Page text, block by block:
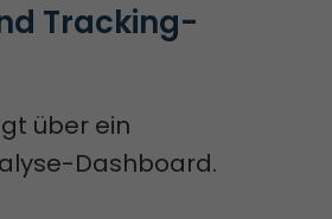
Tracking-
über ein
Dashboard.